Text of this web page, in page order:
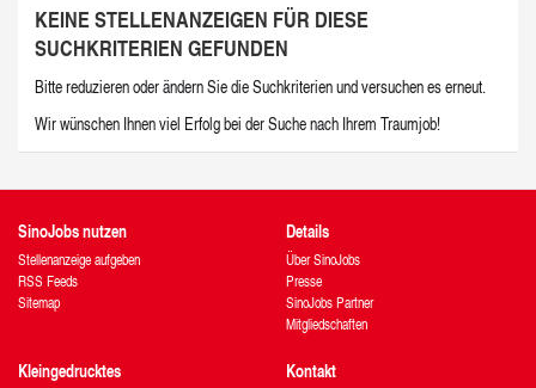
KEINE STELLENANZEIGEN FÜR DIESE
SUCHKRITERIEN GEFUNDEN
Bitte reduzieren oder ändern Sie die Suchkriterien und versuchen es erneut.
Wir wünschen Ihnen viel Erfolg bei der Suche nach Ihrem Traumjob!
SinoJobs nutzen
Stellenanzeige aufgeben
RSS Feeds
Sitemap
Details
Über SinoJobs
Presse
SinoJobs Partner
Mitgliedschaften
Kleingedrucktes Kontakt